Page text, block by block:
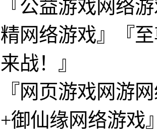
『公益游戏网络
精网络游戏』『
来战！』
『网页游戏网游
+御仙缘网络游戏